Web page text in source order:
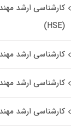
کارشناسی ارشد
(HSE)
کارشناسی ارشد
کارشناسی ارشد
کارشناسی ارشد